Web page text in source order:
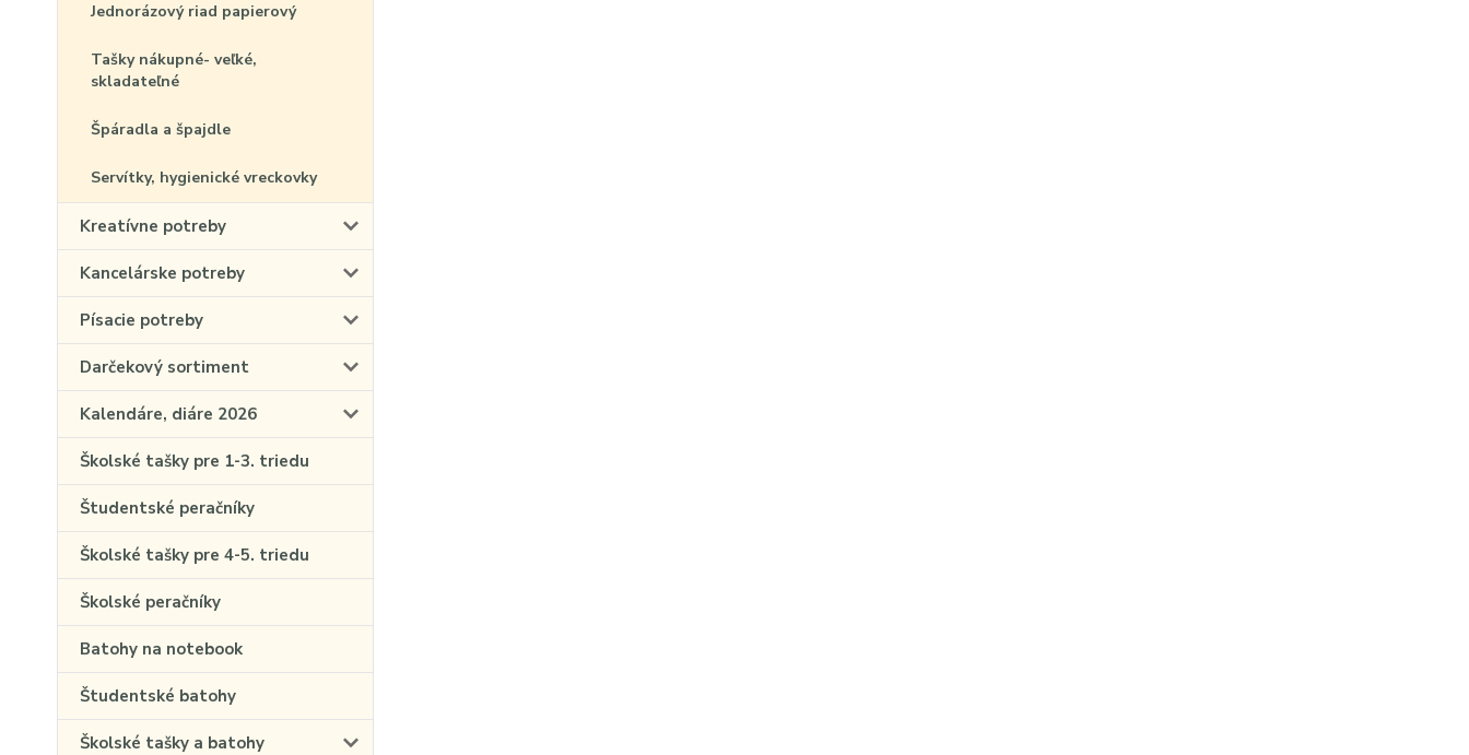
Jednorázový riad papierový
Tašky nákupné- veľké,
skladateľné
Špáradla a špajdle
Servítky, hygienické vreckovky
Kreatívne potreby
Kancelárske potreby
Písacie potreby
Darčekový sortiment
Kalendáre, diáre 2026
Školské tašky pre 1-3. triedu
Študentské peračníky
Školské tašky pre 4-5. triedu
Školské peračníky
Batohy na notebook
Študentské batohy
Školské tašky a batohy